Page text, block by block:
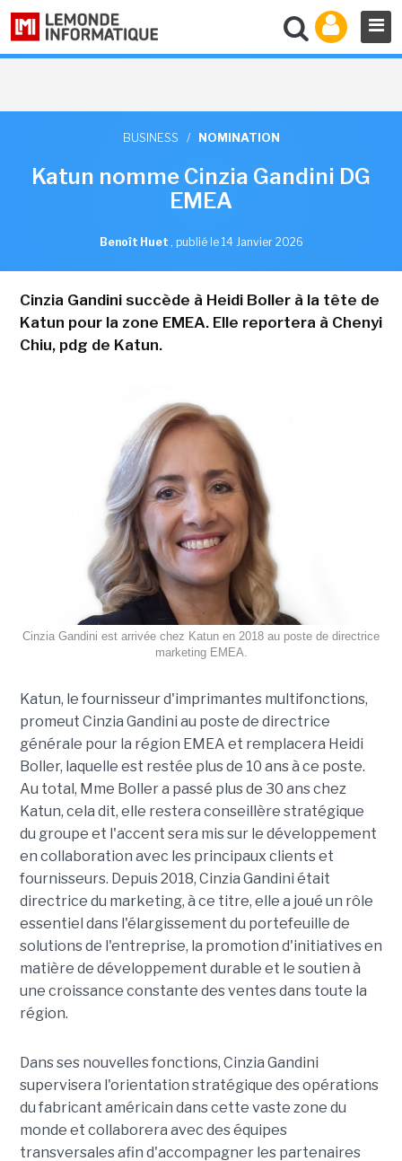
BUSINESS / NOMINATION
Katun nomme Cinzia Gandini DG
EMEA
Benoît Huet , publié le 14 Janvier 2026
Cinzia Gandini succède à Heidi Boller à la tête de
Katun pour la zone EMEA. Elle reportera à Chenyi
Chiu, pdg de Katun.
Cinzia Gandini est arrivée chez Katun en 2018 au poste de directrice
marketing EMEA.
Katun, le fournisseur d'imprimantes multifonctions,
promeut Cinzia Gandini au poste de directrice
générale pour la région EMEA et remplacera Heidi
Boller, laquelle est restée plus de 10 ans à ce poste.
Au total, Mme Boller a passé plus de 30 ans chez
Katun, cela dit, elle restera conseillère stratégique
du groupe et l'accent sera mis sur le développement
en collaboration avec les principaux clients et
fournisseurs. Depuis 2018, Cinzia Gandini était
directrice du marketing, à ce titre, elle a joué un rôle
essentiel dans l'élargissement du portefeuille de
solutions de l'entreprise, la promotion d'initiatives en
matière de développement durable et le soutien à
une croissance constante des ventes dans toute la
région.
Dans ses nouvelles fonctions, Cinzia Gandini
supervisera l'orientation stratégique des opérations
du fabricant américain dans cette vaste zone du
monde et collaborera avec des équipes
transversales afin d'accompagner les partenaires